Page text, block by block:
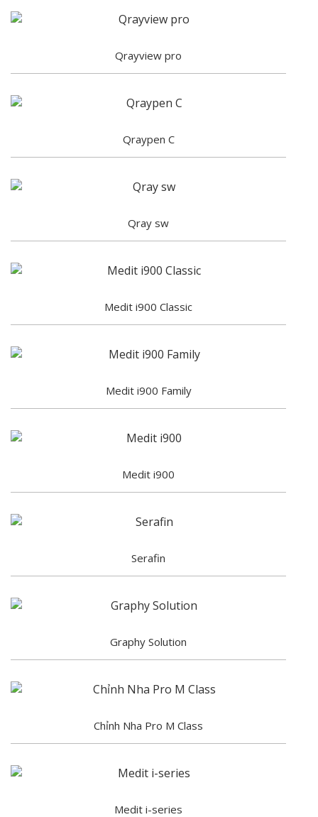
Qrayview pro
Qraypen C
Qray sw
Medit i900 Classic
Medit i900 Family
Medit i900
Serafin
Graphy Solution
Chỉnh Nha Pro M Class
Medit i-series